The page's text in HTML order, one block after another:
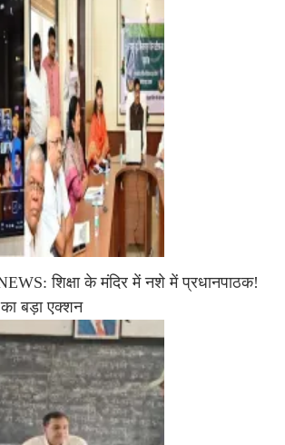
शिक्षा के मंदिर में नशे में प्रधानपाठक!
बड़ा एक्शन